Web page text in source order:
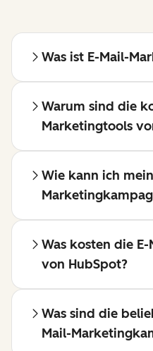
Was ist E-Mail-
Warum sind die
Marketingtools
Wie kann ich
Was kosten die
von HubSpot?
Was sind die
Mail-